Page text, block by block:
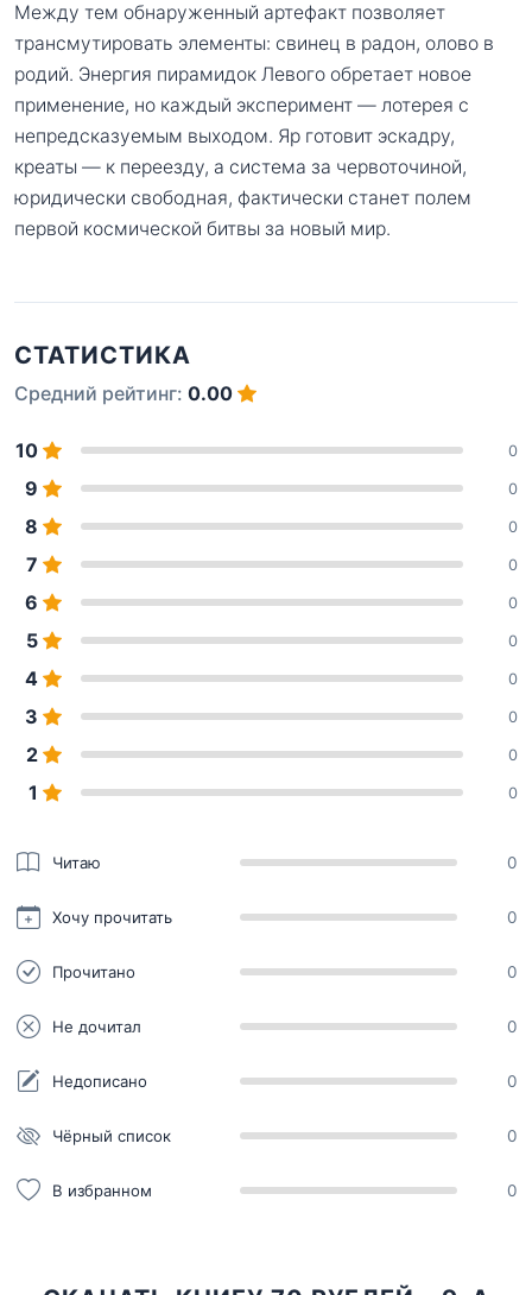
Между тем обнаруженный артефакт позволяет
трансмутировать элементы: свинец в радон, олово в
родий. Энергия пирамидок Левого обретает новое
применение, но каждый эксперимент — лотерея с
непредсказуемым выходом. Яр готовит эскадру,
креаты — к переезду, а система за червоточиной,
юридически свободная, фактически станет полем
первой космической битвы за новый мир.
СТАТИСТИКА
Средний рейтинг: 0.00
10 0
9 0
8 0
7 0
6 0
5 0
4 0
3 0
2 0
1 0
Читаю 0
Хочу прочитать 0
Прочитано 0
Не дочитал 0
Недописано 0
Чёрный список 0
В избранном 0